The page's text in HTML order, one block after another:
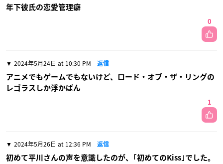
年下彼氏の恋愛管理癖
0
2024年5月24日 at 10:30 PM 返信
アニメでもゲームでもないけど、ロード・オブ・ザ・リングの
レゴラスしか浮かばん
1
2024年5月26日 at 12:36 PM 返信
初めて平川さんの声を意識したのが、｢初めてのKiss｣でした。